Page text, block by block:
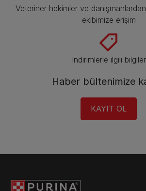
Veteriner hekimler ve
ekibimize erişim
İndirimlerle ilgili bilgiler​
Haber bültenimize
KAYIT OL​